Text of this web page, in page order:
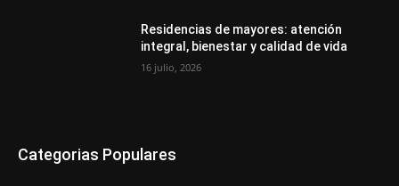
Residencias de mayores: atención
integral, bienestar y calidad de vida
16 julio, 2026
Categorias Populares